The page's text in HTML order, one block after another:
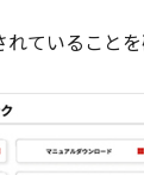
れていること